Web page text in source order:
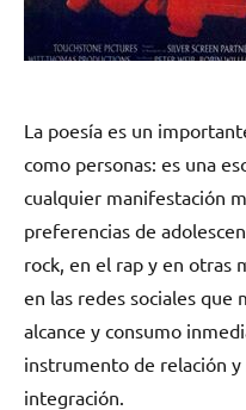
La poesía es un
como personas: es una
cualquier manifestación
preferencias de
rock, en el rap y en otras
en las redes sociales que
alcance y consumo
instrumento de relación y
integración.